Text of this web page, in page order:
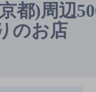
都)周辺
のお店